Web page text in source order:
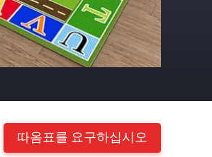
따옴표를 요구하십시오